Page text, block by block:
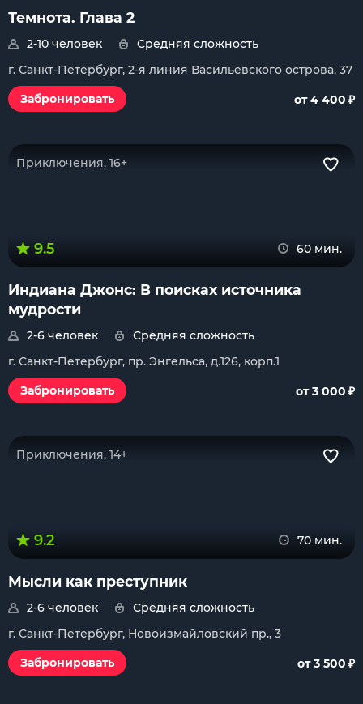
Темнота. Глава 2
2-10 человек
Средняя сложность
г. Санкт-Петербург, 2-я линия Васильевского острова, 37
Забронировать
от 4 400 ₽
Приключения, 16+
9.5 60 мин.
Индиана Джонс: В поисках источника
мудрости
2-6 человек
Средняя сложность
г. Санкт-Петербург, пр. Энгельса, д.126, корп.1
Забронировать
от 3 000 ₽
Приключения, 14+
9.2 70 мин.
Мысли как преступник
2-6 человек
Средняя сложность
г. Санкт-Петербург, Новоизмайловский пр., 3
Забронировать
от 3 500 ₽